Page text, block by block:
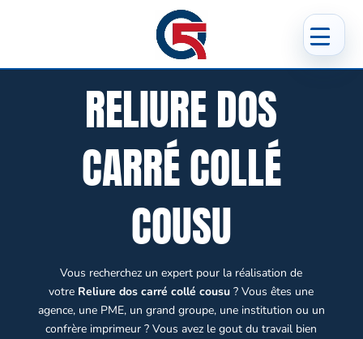
RELIURE DOS
CARRÉ COLLÉ
COUSU
Vous recherchez un expert pour la réalisation de
votre Reliure dos carré collé cousu ? Vous êtes une
agence, une PME, un grand groupe, une institution ou un
confrère imprimeur ? Vous avez le gout du travail bien